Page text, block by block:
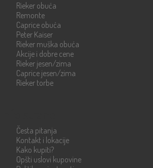
Rieker obuća
Remonte
Caprice obuća
Peter Kaiser
Rieker muška obuća
Akcije i dobre cene
Rieker jesen/zima
Caprice jesen/zima
Rieker torbe
Česta pitanja
Kontakt i lokacije
Kako kupiti?
Opšti uslovi kupovine